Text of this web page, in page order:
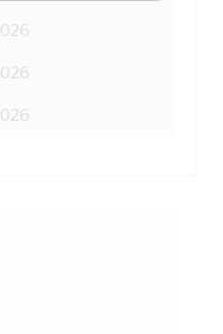
งสือชี้ชวนส่วน
รายละเอียดได้ที่
ารขายที่ได้รับการ
ห่ง
ถขอดูข้อมูลได้ที่
ายที่ได้รับการแต่ง
ละสำนักงานคณะ